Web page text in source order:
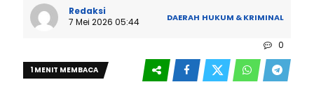
Redaksi
7 Mei 2026 05:44
DAERAH HUKUM & KRIMINAL
0
1 MENIT MEMBACA